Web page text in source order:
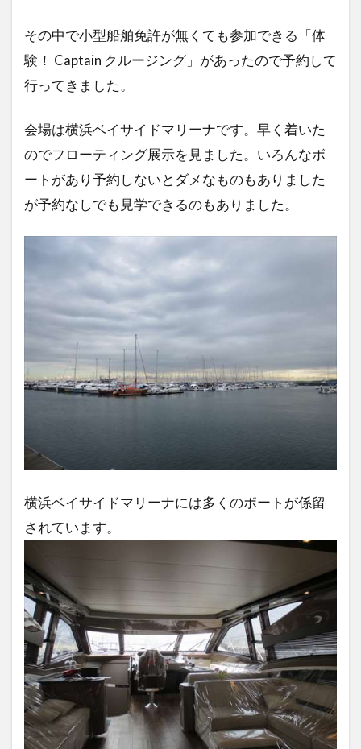
その中で小型船舶免許が無くても参加できる「体
験！ Captain クルージング」があったので予約して
行ってきました。
会場は横浜ベイサイドマリーナです。早く着いた
のでフローティング展示を見ました。いろんなボ
ートがあり予約しないとダメなものもありました
が予約なしでも見学できるのもありました。
横浜ベイサイドマリーナには多くのボートが係留
されています。